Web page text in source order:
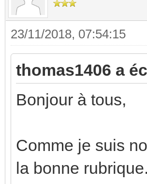
23/11/2018, 07:54:15
thomas1406 a
Bonjour à tous,
Comme je suis
la bonne